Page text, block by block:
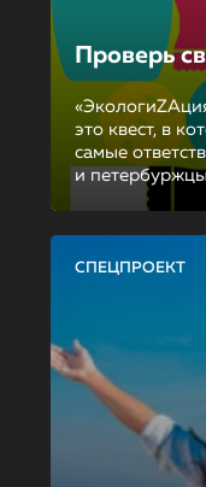
Проверь
это квест, в
самые
и
СПЕЦПРОЕКТ